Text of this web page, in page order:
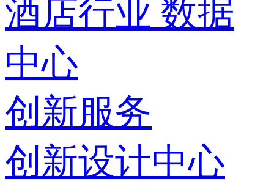
酒店行业 数据
中心
创新服务
创新设计中心